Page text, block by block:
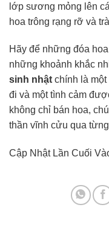
lớp sương mỏng lên
hoa trông rạng rỡ và
Hãy để những đóa
những khoảnh khắc
sinh nhật chính là
đi và một tình cảm
không chỉ bán hoa,
thần vĩnh cửu qua
Cập Nhật Lần Cuối